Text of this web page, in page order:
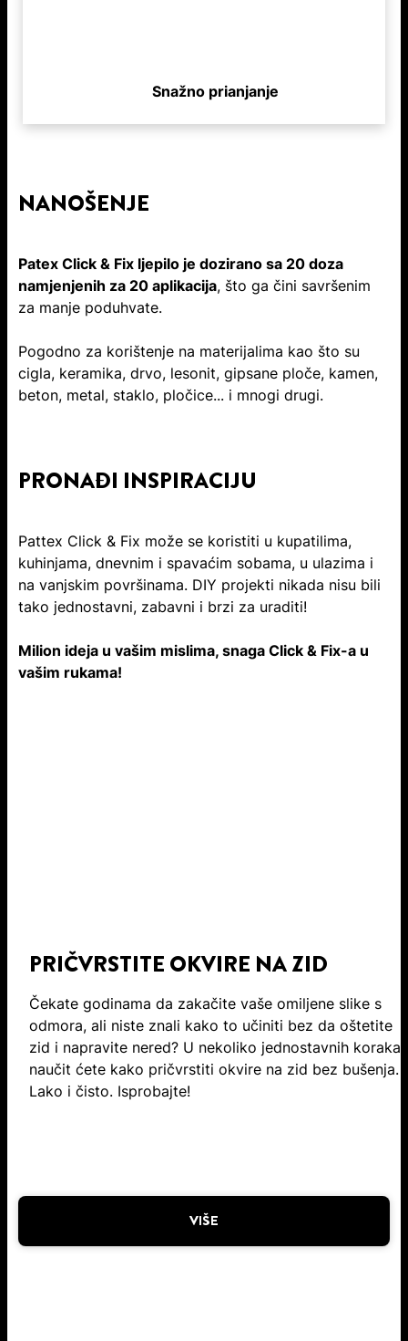
Snažno prianjanje
NANOŠENJE
Patex Click & Fix ljepilo je dozirano sa 20 doza
namjenjenih za 20 aplikacija, što ga čini savršenim
za manje poduhvate.
Pogodno za korištenje na materijalima kao što su
cigla, keramika, drvo, lesonit, gipsane ploče, kamen,
beton, metal, staklo, pločice... i mnogi drugi.
PRONAĐI INSPIRACIJU
Pattex Click & Fix može se koristiti u kupatilima,
kuhinjama, dnevnim i spavaćim sobama, u ulazima i
na vanjskim površinama. DIY projekti nikada nisu bili
tako jednostavni, zabavni i brzi za uraditi!
Milion ideja u vašim mislima, snaga Click & Fix-a u
vašim rukama!
PRIČVRSTITE OKVIRE NA ZID
Čekate godinama da zakačite vaše omiljene slike s
odmora, ali niste znali kako to učiniti bez da oštetite
zid i napravite nered? U nekoliko jednostavnih koraka
naučit ćete kako pričvrstiti okvire na zid bez bušenja.
Lako i čisto. Isprobajte!
VIŠE